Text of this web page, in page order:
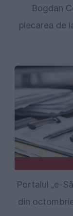
Bogdan
plecarea de
Portalul „e-
din